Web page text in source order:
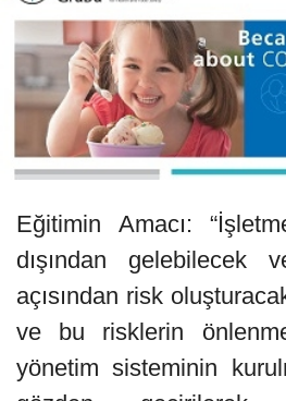
Eğitimin Amacı:
dışından gelebilecek
açısından risk
ve bu risklerin
yönetim sisteminin